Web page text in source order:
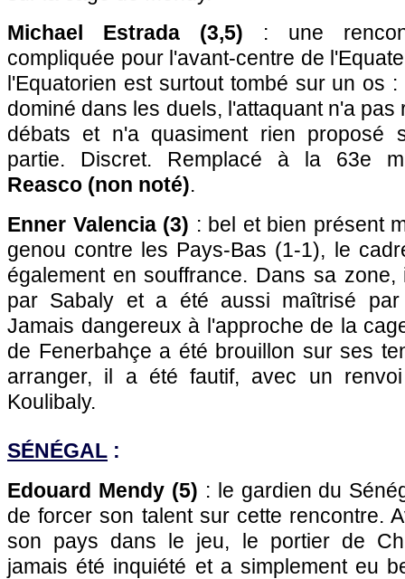
Michael Estrada (3,5) : une
compliquée pour l'avant-centre de
l'Equatorien est surtout tombé sur un os :
dominé dans les duels, l'attaquant n'a
débats et n'a quasiment rien proposé
partie. Discret. Remplacé à la 63e
Reasco (non noté).
Enner Valencia (3) : bel et bien présent
genou contre les Pays-Bas (1-1), le
également en souffrance. Dans sa
par Sabaly et a été aussi maîtrisé par
Jamais dangereux à l'approche de la
de Fenerbahçe a été brouillon sur ses
arranger, il a été fautif, avec un
Koulibaly.
SÉNÉGAL :
Edouard Mendy (5) : le gardien du
de forcer son talent sur cette rencontre.
son pays dans le jeu, le portier de
jamais été inquiété et a simplement eu